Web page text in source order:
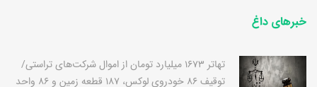
خبرهای داغ
تهاتر 1673 میلیارد تومان از اموال شرکت‌های تراستی/
توقیف 86 خودروی لوکس، 187 قطعه زمین و 86 واحد